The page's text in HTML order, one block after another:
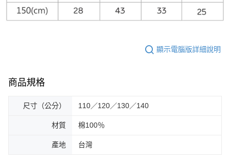
顯示電腦版詳細說明
商品規格
尺寸（公分） 110／120／130／140
材質 棉100％
產地 台灣